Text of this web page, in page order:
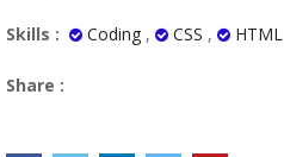
Skills : Coding , CSS , HTML
Share :